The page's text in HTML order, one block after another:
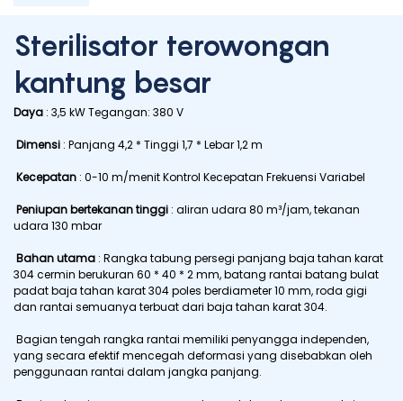
Sterilisator terowongan
kantung besar
Daya : 3,5 kW Tegangan: 380 V
Dimensi : Panjang 4,2 * Tinggi 1,7 * Lebar 1,2 m
Kecepatan : 0-10 m/menit Kontrol Kecepatan Frekuensi Variabel
Peniupan bertekanan tinggi : aliran udara 80 m³/jam, tekanan
udara 130 mbar
Bahan utama : Rangka tabung persegi panjang baja tahan karat
304 cermin berukuran 60 * 40 * 2 mm, batang rantai batang bulat
padat baja tahan karat 304 poles berdiameter 10 mm, roda gigi
dan rantai semuanya terbuat dari baja tahan karat 304.
Bagian tengah rangka rantai memiliki penyangga independen,
yang secara efektif mencegah deformasi yang disebabkan oleh
penggunaan rantai dalam jangka panjang.